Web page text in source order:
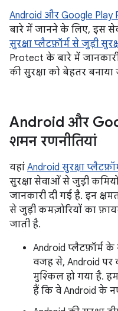
Android और Google Play
बारे में जानने के लिए, इस
सुरक्षा प्लैटफ़ॉर्म से जुड़ी
Protect के बारे में
की सुरक्षा को बेहतर
Android और
शमन रणनीतियां
यहां Android सुरक्षा
सुरक्षा सेवाओं से जुड़ी
जानकारी दी गई है. इन
से जुड़ी कमज़ोरियों का
जाती है.
Android प्लैटफ़ॉर्म के
वजह से, Android पर
मुश्किल हो गया है.
हैं कि वे Android के